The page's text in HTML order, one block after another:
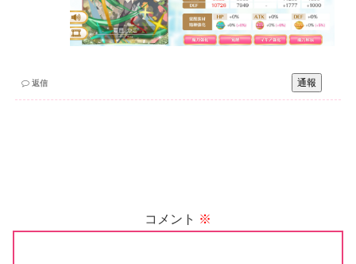
通報
返信
コメント ※